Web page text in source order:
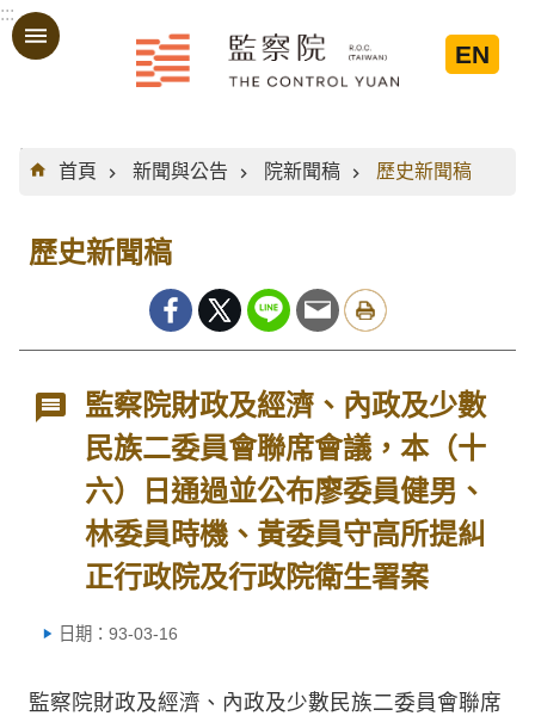
跳到主要內容區塊
:::
EN
:::
首頁
新聞與公告 院新聞稿 歷史新聞稿
歷史新聞稿
監察院財政及經濟、內政及少數
民族二委員會聯席會議，本（十
六）日通過並公布廖委員健男、
林委員時機、黃委員守高所提糾
正行政院及行政院衛生署案
日期：93-03-16
監察院財政及經濟、內政及少數民族二委員會聯席